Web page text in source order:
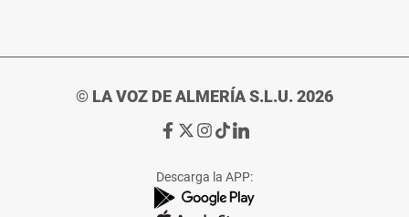
© LA VOZ DE ALMERÍA S.L.U. 2026
Ir
de
La
Ir
de
La
Ir
de
La
Ir
de
La
Ir
de
La
Descarga la APP: